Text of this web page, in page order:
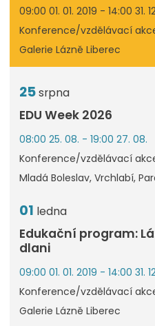
09:00 01. 01. 2019 - 14:00 31.
Konference/vzdělávací
Galerie Lázně Liberec
25srpna
EDU Week 2026
08:00 25. 08. - 19:00 27. 08.
Konference/vzdělávací
Mladá Boleslav, Vrchlabí,
01 ledna
Edukační program:
dlani
09:00 01. 01. 2019 - 14:00 31.
Konference/vzdělávací
Galerie Lázně Liberec